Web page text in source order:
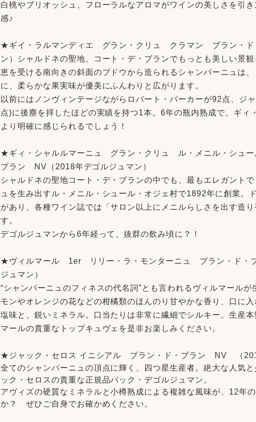
白桃やブリオッシュ、フローラルなアロマがワインの美しさを引
感♪
★ギイ・ラルマンディエ グラン・クリュ クラマン ブラン・ド
ン）シャルドネの聖地、コート・デ・ブランでもっとも美しい景
恵を受ける南向きの斜面のブドウから造られるシャンパーニュは
に、柔らかな果実味が優美にふんわりと広がります。
以前にはノンヴィンテージながらロバート・パーカーが92点、ジ
点)に後塵を拝した ほどの実績を持つ1本 。6年の瓶内熟成で、ギィ
より明確に感じられるでしょう！
★ギィ・シャルルマーニュ グラン・クリュ ル・メニル・シュ
ブラン NV（2018年デゴルジュマン）
シャルドネの聖地コート・デ・ブランの中でも、最もエレガント
ュを生み出すル・メニル・シュール・オジェ村で1892年に創業。
があり、各種ワイン誌では「サロン以上にメニルらしさを出す造
す。
デゴルジュマンから6年経って、抜群の飲み頃に？！
★ヴィルマール 1er リリー・ラ・モンターニュ ブラン・ド・
ジュマン）
“シャンパーニュのフィネスの代名詞”とも言われるヴィルマール
モンやオレンジの花などの柑橘類のほんのり甘やかな香り、口に
塩味と、鋭いミネラル。口当たりは非常に繊細でシルキー。生産
マールの貴重なトップキュヴェを是非お楽しみください。
★ ジャック・セロス イニシアル ブラン・ド・ブラン NV （
全てのシャンパーニュの頂点に輝く、四つ星生産者。絶大な人気
ック・セロスの貴重な正規品バック・デゴルジュマン。
アヴィズの硬質なミネラルと小樽熟成による複雑な風味が、12年
か？ ぜひご自身でお確かめください。